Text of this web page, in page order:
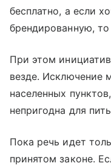
бесплатно, а если
брендированную, то
При этом
везде. Исключение
населенных
непригодна для
Пока речь идет
принятом законе.